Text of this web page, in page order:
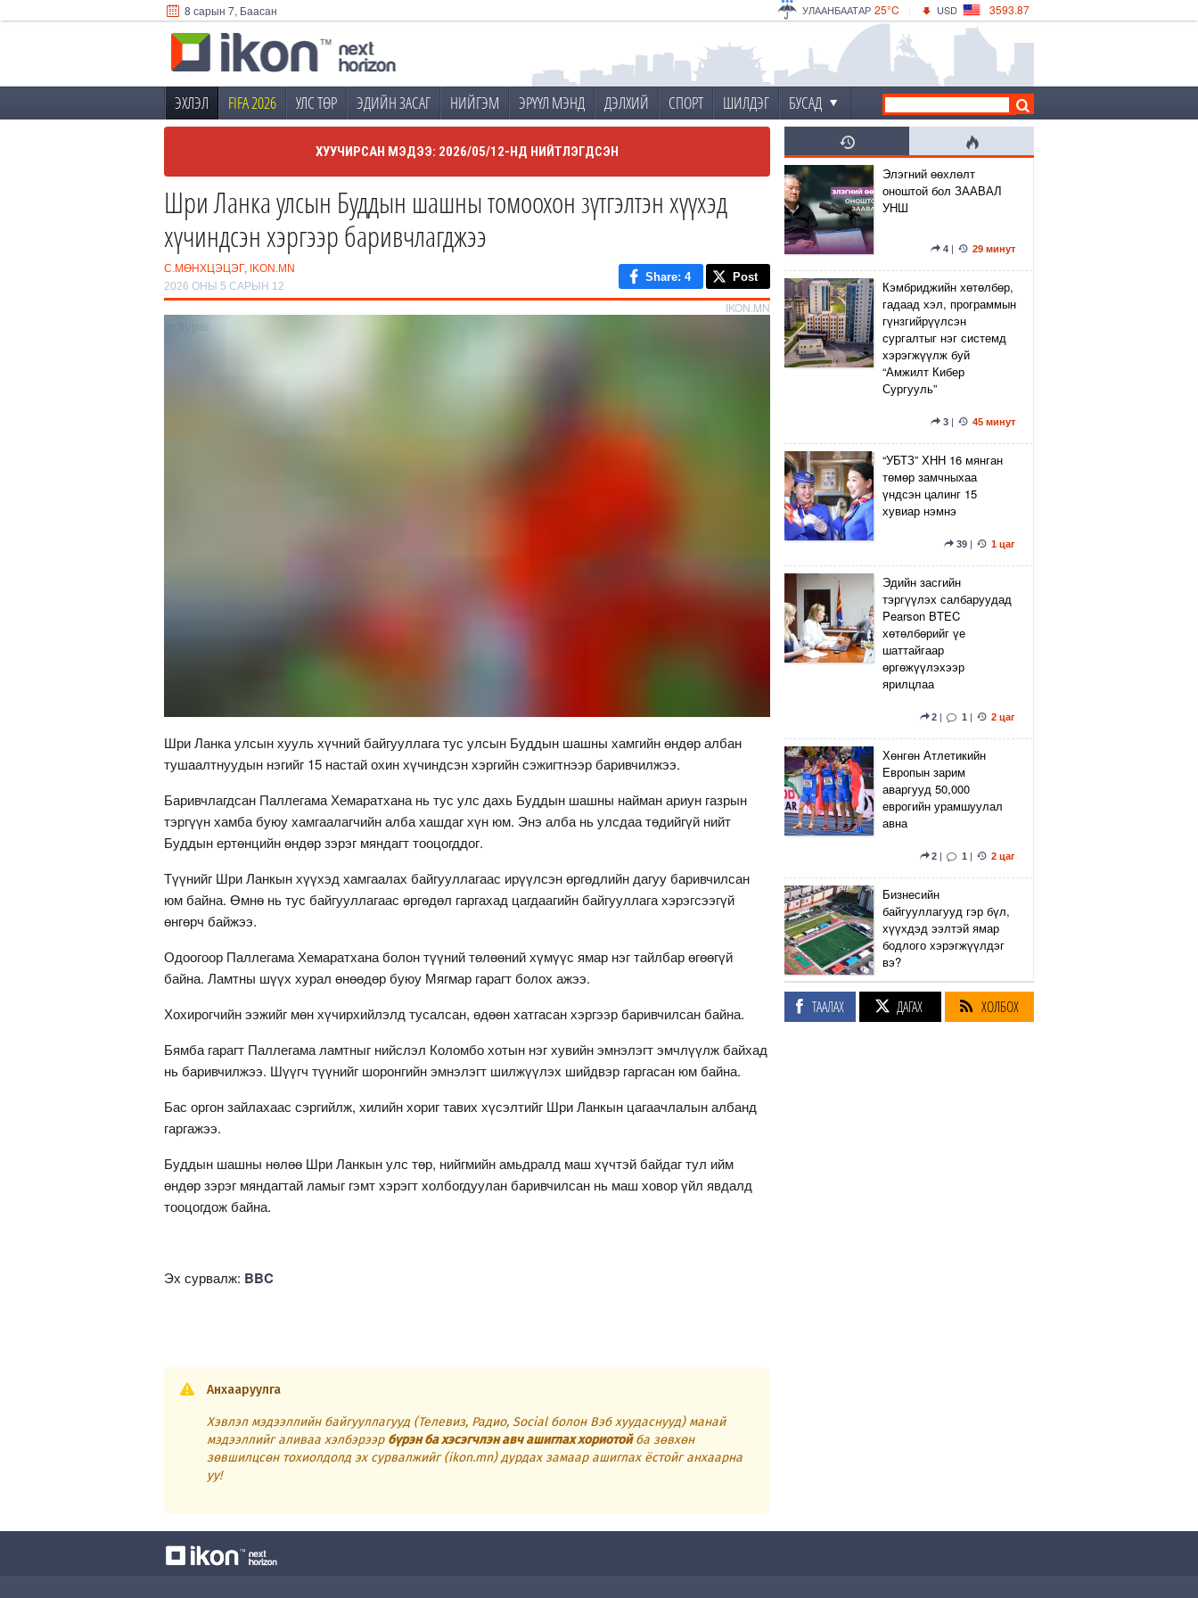
8 сарын 7, Баасан 25°C
УЛААНБААТАР
29°C
ДАРХАН
26°C
ЭРДЭНЭТ
USD 3593.87
4141.04
ЭХЛЭЛ FIFA 2026 УЛС ТӨР ЭДИЙН ЗАСАГ НИЙГЭМ ЭРҮҮЛ МЭНД ДЭЛХИЙ СПОРТ ШИЛДЭГ БУСАД
ХУУЧИРСАН МЭДЭЭ: 2026/05/12-НД НИЙТЛЭГДСЭН
Шри Ланка улсын Буддын шашны томоохон зүтгэлтэн хүүхэд
хүчиндсэн хэргээр баривчлагджээ
С.МӨНХЦЭЦЭГ, IKON.MN
2026 ОНЫ 5 САРЫН 12
Share: 4 Post
IKON.MN
Шри Ланка улсын хууль хүчний байгууллага тус улсын Буддын шашны хамгийн өндөр албан
тушаалтнуудын нэгийг 15 настай охин хүчиндсэн хэргийн сэжигтнээр баривчилжээ.
Баривчлагдсан Паллегама Хемаратхана нь тус улс дахь Буддын шашны найман ариун газрын
тэргүүн хамба буюу хамгаалагчийн алба хашдаг хүн юм. Энэ алба нь улсдаа төдийгүй нийт
Буддын ертөнцийн өндөр зэрэг мяндагт тооцогддог.
Түүнийг Шри Ланкын хүүхэд хамгаалах байгууллагаас ирүүлсэн өргөдлийн дагуу баривчилсан
юм байна. Өмнө нь тус байгууллагаас өргөдөл гаргахад цагдаагийн байгууллага хэрэгсээгүй
өнгөрч байжээ.
Одоогоор Паллегама Хемаратхана болон түүний төлөөний хүмүүс ямар нэг тайлбар өгөөгүй
байна. Ламтны шүүх хурал өнөөдөр буюу Мягмар гарагт болох ажээ.
Хохирогчийн ээжийг мөн хүчирхийлэлд тусалсан, өдөөн хатгасан хэргээр баривчилсан байна.
Бямба гарагт Паллегама ламтныг нийслэл Коломбо хотын нэг хувийн эмнэлэгт эмчлүүлж байхад
нь баривчилжээ. Шүүгч түүнийг шоронгийн эмнэлэгт шилжүүлэх шийдвэр гаргасан юм байна.
Бас оргон зайлахаас сэргийлж, хилийн хориг тавих хүсэлтийг Шри Ланкын цагаачлалын албанд
гаргажээ.
Буддын шашны нөлөө Шри Ланкын улс төр, нийгмийн амьдралд маш хүчтэй байдаг тул ийм
өндөр зэрэг мяндагтай ламыг гэмт хэрэгт холбогдуулан баривчилсан нь маш ховор үйл явдалд
тооцогдож байна.
Эх сурвалж: BBC
Анхааруулга
Хэвлэл мэдээллийн байгууллагууд (Телевиз, Радио, Social болон Вэб хуудаснууд) манай
мэдээллийг аливаа хэлбэрээр бүрэн ба хэсэгчлэн авч ашиглах хориотойба зөвхөн
зөвшилцсөн тохиолдолд эх сурвалжийг (ikon.mn) дурдах замаар ашиглах ёстойг анхаарна
уу!
Элэгний өөхлөлт
оноштой бол ЗААВАЛ
УНШ
4| 29 минут
Кэмбриджийн хөтөлбөр,
гадаад хэл, программын
гүнзгийрүүлсэн
сургалтыг нэг системд
хэрэгжүүлж буй
“Амжилт Кибер
Сургууль”
3| 45 минут
“УБТЗ” ХНН 16 мянган
төмөр замчныхаа
үндсэн цалинг 15
хувиар нэмнэ
39| 1 цаг
Эдийн засгийн
тэргүүлэх салбаруудад
Pearson BTEC
хөтөлбөрийг үе
шаттайгаар
өргөжүүлэхээр
ярилцлаа
2 | 1 | 2 цаг
Хөнгөн Атлетикийн
Европын зарим
аваргууд 50,000
еврогийн урамшуулал
авна
2 | 1 | 2 цаг
Бизнесийн
байгууллагууд гэр бүл,
хүүхдэд ээлтэй ямар
бодлого хэрэгжүүлдэг
вэ?
4| 1| 3 цаг
ТААЛАХ ДАГАХ ХОЛБОХ